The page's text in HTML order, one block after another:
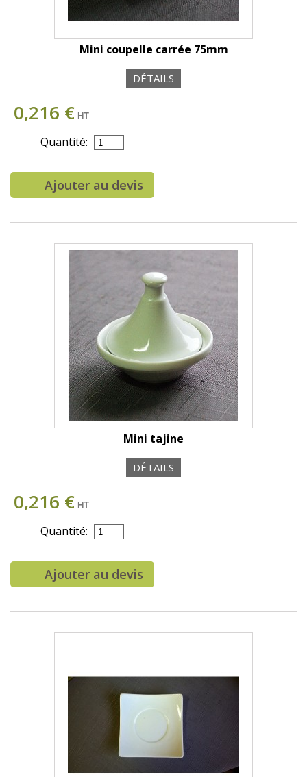
Mini coupelle carrée 75mm
DÉTAILS
0,216 € HT
Quantité:
Ajouter au devis
Mini tajine
DÉTAILS
0,216 € HT
Quantité:
Ajouter au devis